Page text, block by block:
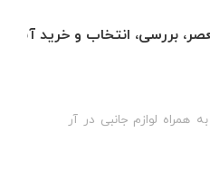
بررسی، انتخاب و خرید
همراه لوازم جانبی در آر